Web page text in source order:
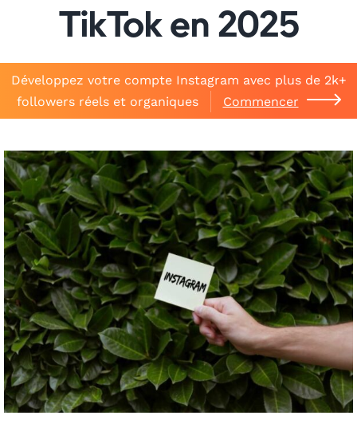
Panier
TikTok en 2025
Développez votre compte Instagram avec plus de 2k+
followers réels et organiques
Commencer